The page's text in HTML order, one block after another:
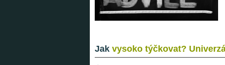
Jak vysoko týčkovat?